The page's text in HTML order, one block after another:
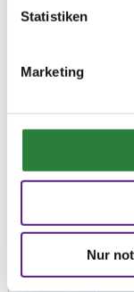
Statistiken
Marketing
Nur
Datum
07.06.2026
(v)
1.
150,00 €
1 2 3 4 5 6 LP